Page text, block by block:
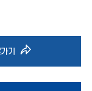
기 바
로